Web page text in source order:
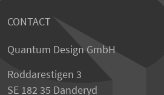
CONTACT
Quantum Design GmbH
Roddarestigen 3
SE 182 35 Danderyd